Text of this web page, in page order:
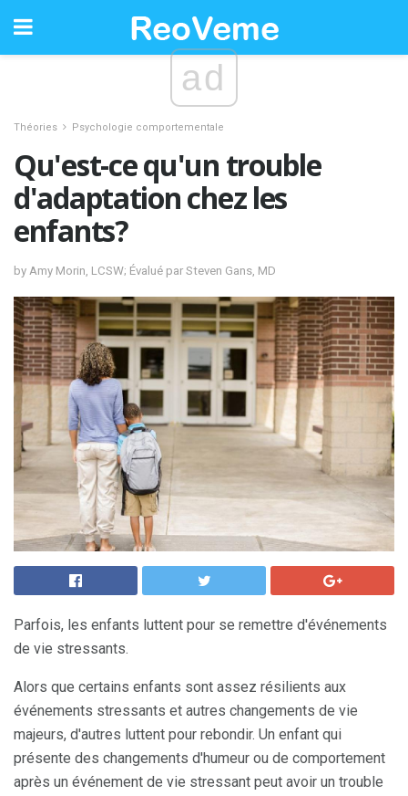
ad
Théories Psychologie comportementale
Qu'est-ce qu'un trouble
d'adaptation chez les
enfants?
by Amy Morin, LCSW; Évalué par Steven Gans, MD
Parfois, les enfants luttent pour se remettre d'événements
de vie stressants.
Alors que certains enfants sont assez résilients aux
événements stressants et autres changements de vie
majeurs, d'autres luttent pour rebondir. Un enfant qui
présente des changements d'humeur ou de comportement
après un événement de vie stressant peut avoir un trouble